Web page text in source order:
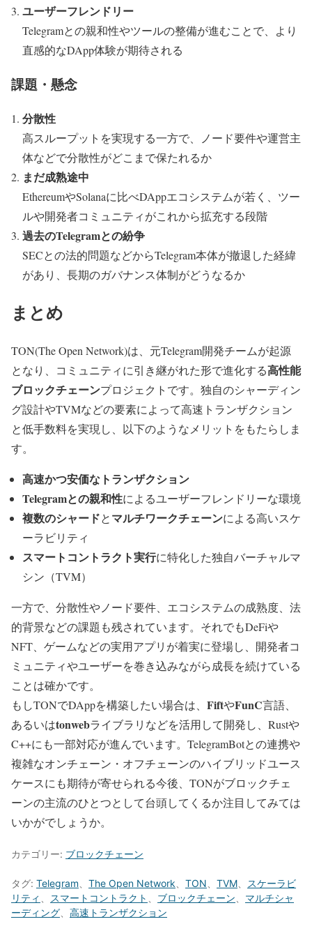
ユーザーフレンドリー
Telegramとの親和性やツールの整備が進むことで、より
直感的なDApp体験が期待される
課題・懸念
分散性
高スループットを実現する一方で、ノード要件や運営主
体などで分散性がどこまで保たれるか
まだ成熟途中
EthereumやSolanaに比べDAppエコシステムが若く、ツー
ルや開発者コミュニティがこれから拡充する段階
過去のTelegramとの紛争
SECとの法的問題などからTelegram本体が撤退した経緯
があり、長期のガバナンス体制がどうなるか
まとめ
TON(The Open Network)は、元Telegram開発チームが起源
となり、コミュニティに引き継がれた形で進化する高性能
ブロックチェーンプロジェクトです。独自のシャーディン
グ設計やTVMなどの要素によって高速トランザクション
と低手数料を実現し、以下のようなメリットをもたらしま
す。
高速かつ安価なトランザクション
Telegramとの親和性によるユーザーフレンドリーな環境
複数のシャードとマルチワークチェーンによる高いスケ
ーラビリティ
スマートコントラクト実行に特化した独自バーチャルマ
シン（TVM）
一方で、分散性やノード要件、エコシステムの成熟度、法
的背景などの課題も残されています。それでもDeFiや
NFT、ゲームなどの実用アプリが着実に登場し、開発者コ
ミュニティやユーザーを巻き込みながら成長を続けている
ことは確かです。
もしTONでDAppを構築したい場合は、 FiftやFunC言語、
あるいはtonwebライブラリなどを活用して開発し、Rustや
C++にも一部対応が進んでいます。TelegramBotとの連携や
複雑なオンチェーン・オフチェーンのハイブリッドユース
ケースにも期待が寄せられる今後、TONがブロックチェ
ーンの主流のひとつとして台頭してくるか注目してみては
いかがでしょうか。
カテゴリー: ブロックチェーン
タグ: Telegram The Open Network TON TVM
スケーラビ
リティ
スマートコントラクト ブロックチェーン
マルチシャ
ーディング
高速トランザクション